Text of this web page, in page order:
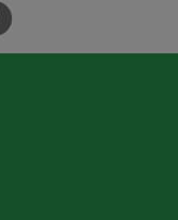
E-mail